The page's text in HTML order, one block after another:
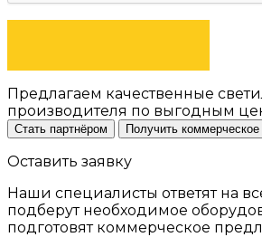
Предлагаем качественные
производителя по выгодным
Стать партнёром Получить
Оставить заявку
Наши специалисты ответят на
подберут необходимое
подготовят коммерческое